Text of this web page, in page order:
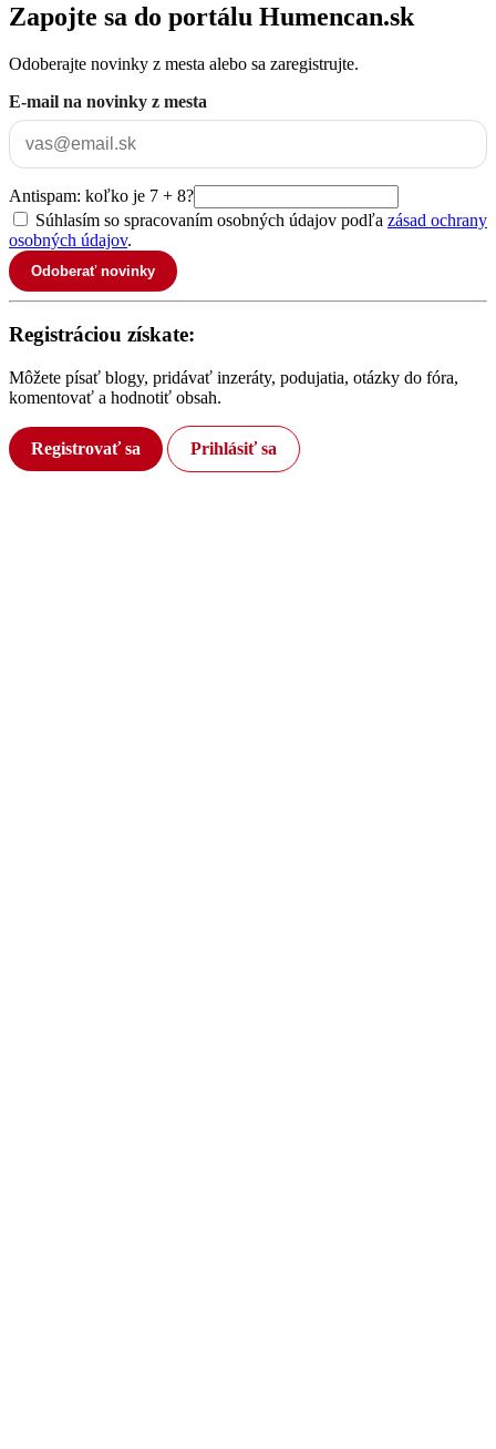
Zapojte sa do portálu Humencan.sk
Odoberajte novinky z mesta alebo sa zaregistrujte.
E-mail na novinky z mesta
Antispam: koľko je 7 + 8?
Súhlasím so spracovaním osobných údajov podľa zásad ochrany
osobných údajov.
Odoberať novinky
Registráciou získate:
Môžete písať blogy, pridávať inzeráty, podujatia, otázky do fóra,
komentovať a hodnotiť obsah.
Registrovať sa Prihlásiť sa